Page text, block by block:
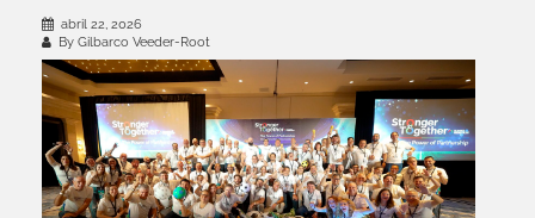
abril 22, 2026
By Gilbarco Veeder-Root